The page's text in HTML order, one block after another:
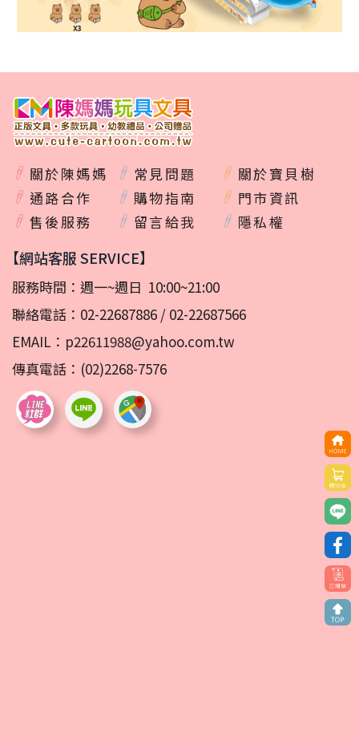
關於陳媽媽 常見問題
關於寶貝樹
通路合作
購物指南
門市資訊
售後服務
留言給我 隱私權
【網站客服 SERVICE】
服務時間：週一~週日 10:00~21:00
聯絡電話： 02-22687886 / 02-22687566
EMAIL： p22611988@yahoo.com.tw
傳真電話：(02)2268-7576